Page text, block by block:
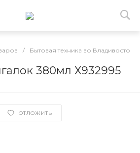
/ Бытовая техника во Владивостоке
380мл Х932995
ОТЛОЖИТЬ